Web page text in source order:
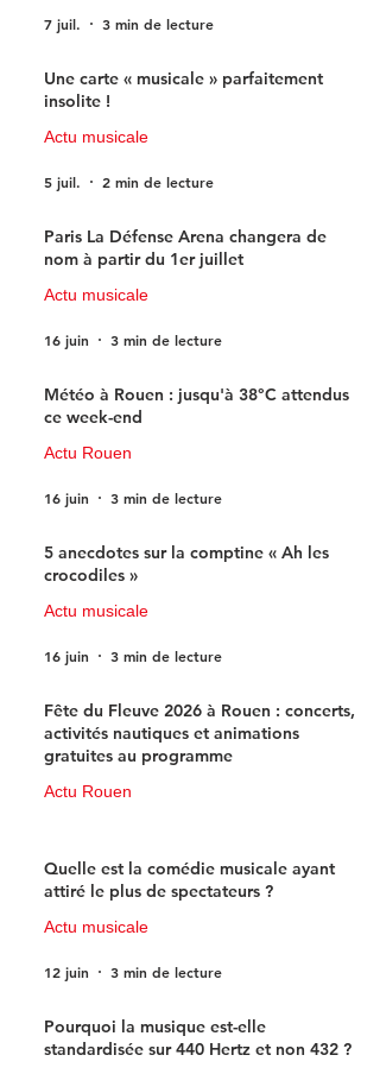
7 juil. 3 min de lecture
Une carte « musicale » parfaitement
insolite !
Actu musicale
5 juil. 2 min de lecture
Paris La Défense Arena changera de
nom à partir du 1er juillet
Actu musicale
16 juin 3 min de lecture
Météo à Rouen : jusqu'à 38°C attendus
ce week-end
Actu Rouen
16 juin 3 min de lecture
5 anecdotes sur la comptine « Ah les
crocodiles »
Actu musicale
16 juin 3 min de lecture
Fête du Fleuve 2026 à Rouen : concerts,
activités nautiques et animations
gratuites au programme
Actu Rouen
Quelle est la comédie musicale ayant
attiré le plus de spectateurs ?
Actu musicale
12 juin 3 min de lecture
Pourquoi la musique est-elle
standardisée sur 440 Hertz et non 432 ?